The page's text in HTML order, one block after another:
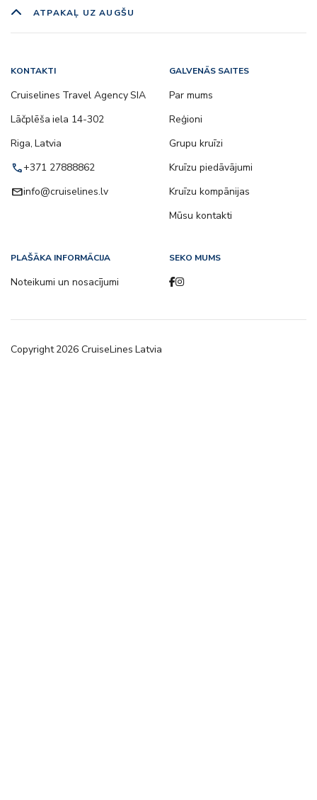
ATPAKAĻ UZ AUGŠU
KONTAKTI
Cruiselines Travel Agency SIA
Lāčplēša iela 14-302
Riga, Latvia
call+371 27888862
emailinfo@cruiselines.lv
GALVENĀS SAITES
Par mums
Reģioni
Grupu kruīzi
Kruīzu piedāvājumi
Kruīzu kompānijas
Mūsu kontakti
PLAŠĀKA INFORMĀCIJA
Noteikumi un nosacījumi
SEKO MUMS
Copyright2026 CruiseLines Latvia